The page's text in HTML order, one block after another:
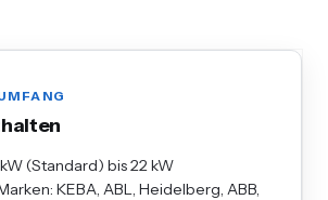
(Standard) bis 22 kW
KEBA, ABL, Heidelberg, ABB,